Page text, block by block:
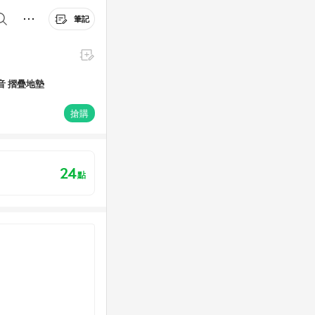
筆記
摺疊地墊
搶購
24點